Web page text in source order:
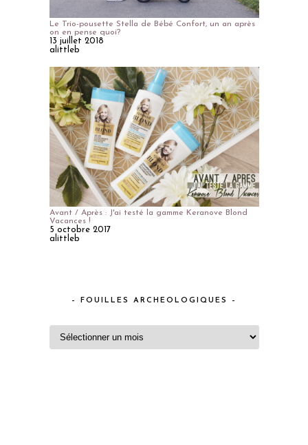
Le Trio-pousette Stella de Bébé Confort, un an après
on en pense quoi?
13 juillet 2018
alittleb
Avant / Après : J'ai testé la gamme Keranove Blond
Vacances !
5 octobre 2017
alittleb
– FOUILLES ARCHEOLOGIQUES –